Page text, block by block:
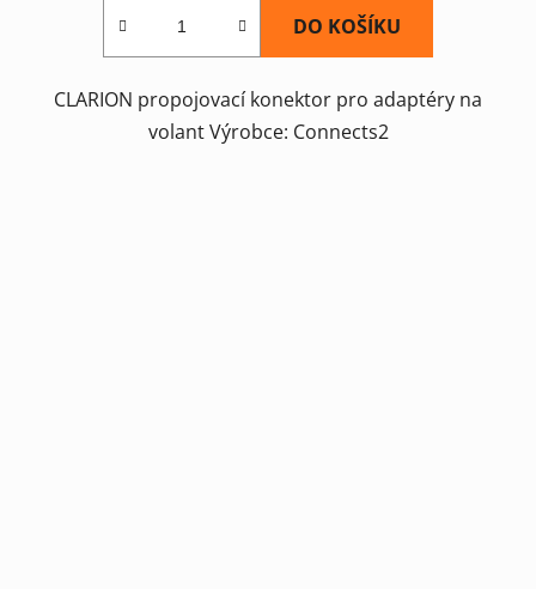
DO KOŠÍKU
CLARION propojovací konektor pro adaptéry na
volant Výrobce: Connects2